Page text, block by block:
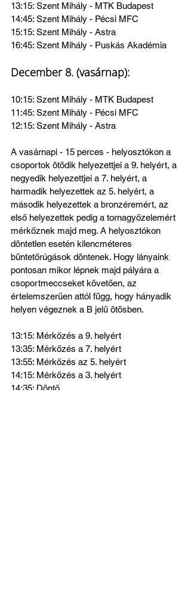
13:15: Szent Mihály - MTK Budapest
14:45: Szent Mihály - Pécsi MFC
15:15: Szent Mihály - Astra
16:45: Szent Mihály - Puskás Akadémia
December 8. (vasárnap):
10:15: Szent Mihály - MTK Budapest
11:45: Szent Mihály - Pécsi MFC
12:15: Szent Mihály - Astra
A vasárnapi - 15 perces - helyosztókon a
csoportok ötödik helyezettjei a 9. helyért, a
negyedik helyezettjei a 7. helyért, a
harmadik helyezettek az 5. helyért, a
második helyezettek a bronzéremért, az
első helyezettek pedig a tornagyőzelemért
mérkőznek majd meg. A helyosztókon
döntetlen esetén kilencméteres
büntetőrúgások döntenek. Hogy lányaink
pontosan mikor lépnek majd pályára a
csoportmeccseket követően, az
értelemszerűen attól függ, hogy hányadik
helyen végeznek a B jelű ötösben.
13:15: Mérkőzés a 9. helyért
13:35: Mérkőzés a 7. helyért
13:55: Mérkőzés az 5. helyért
14:15: Mérkőzés a 3. helyért
14:35: Döntő